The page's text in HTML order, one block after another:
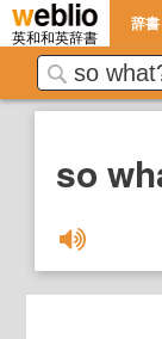
英和和英辞書
辞書
so